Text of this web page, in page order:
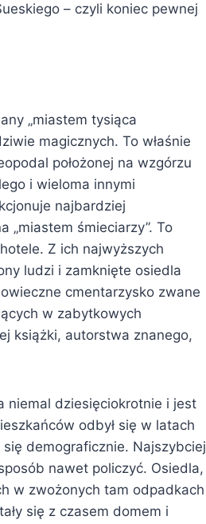
– czyli koniec pewnej
„miastem tysiąca
magicznych. To właśnie
położonej na wzgórzu
i wieloma innymi
najbardziej
„miastem śmieciarzy”. To
Z ich najwyższych
ludzi i zamknięte osiedla
cmentarzysko zwane
w zabytkowych
książki, autorstwa znanego,
niemal dziesięciokrotnie i jest
odbył się w latach
demograficznie. Najszybciej
nawet policzyć. Osiedla,
w zwożonych tam odpadkach
się z czasem domem i